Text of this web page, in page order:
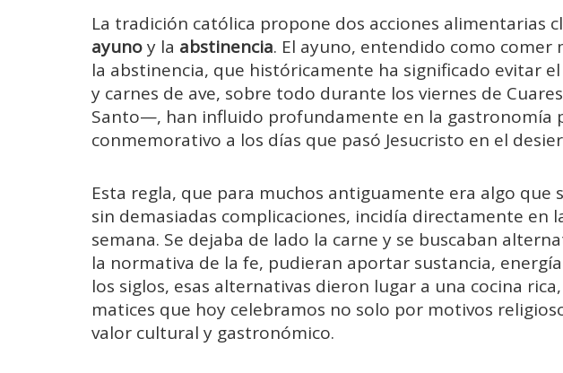
La tradición católica propone dos acciones alimentarias
ayunoy la abstinencia. El ayuno, entendido como comer
la abstinencia, que históricamente ha significado evitar
y carnes de ave, sobre todo durante los viernes de
Santo—, han influido profundamente en la gastronomía
conmemorativo a los días que pasó Jesucristo en el
Esta regla, que para muchos antiguamente era algo que
sin demasiadas complicaciones, incidía directamente en
semana. Se dejaba de lado la carne y se buscaban
la normativa de la fe, pudieran aportar sustancia,
los siglos, esas alternativas dieron lugar a una cocina
matices que hoy celebramos no solo por motivos
valor cultural y gastronómico.